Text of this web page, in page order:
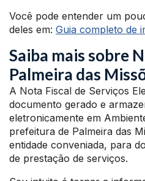
Você pode entender um
deles em: Guia completo de
Saiba mais sobre
Palmeira das
A Nota Fiscal de Serviços
documento gerado e
eletronicamente em
prefeitura de Palmeira das
entidade conveniada, para
de prestação de serviços.